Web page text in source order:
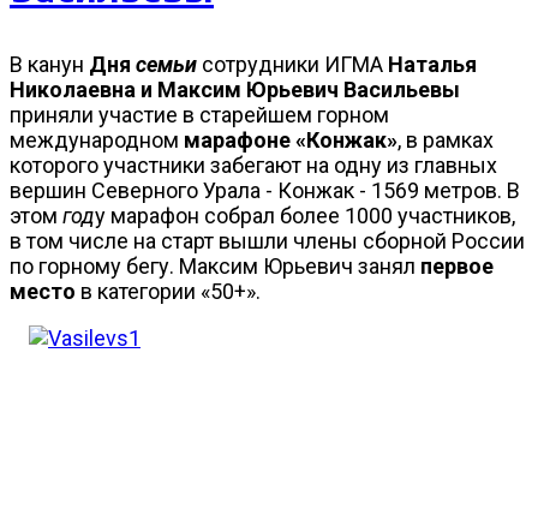
В канун Дня семьи сотрудники ИГМА Наталья
Николаевна и Максим Юрьевич Васильевы
приняли участие в старейшем горном
международном марафоне «Конжак», в рамках
которого участники забегают на одну из главных
вершин Северного Урала - Конжак - 1569 метров. В
этом году марафон собрал более 1000 участников,
в том числе на старт вышли члены сборной России
по горному бегу. Максим Юрьевич занял первое
место в категории «50+».